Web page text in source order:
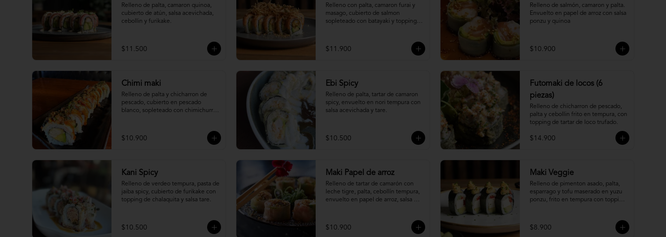
Relleno de palta, camaron quinoa,
cubierto de atún, salsa acevichada,
cebollin y furikake.
$11.500
Relleno con palta, camaron furai y
masago, cubierto de salmon
sopleteado con batayaki y topping
$11.900
Relleno de salmón, camaron y palta.
Envuelto en papel de arroz con salsa
ponzu y quinoa
$10.900
Chimi maki
Relleno de palta y chicharron de
pescado, cubierto en pescado
blanco, sopleteado con chimichurri
$10.900
Ebi Spicy
Relleno de palta, tartar de camaron
spicy, envuelto en nori tempura con
salsa acevichada y tare.
$10.500
Futomaki de locos (6
piezas)
Relleno de chicharron de pescado,
palta y cebollin frito en tempura, con
topping de tartar de loco trufado.
$14.900
Kani Spicy
Relleno de verdeo tempura, pasta de
jaiba spicy, cubierto de furikake con
topping de chalaquita y salsa tare.
$10.500
Maki Papel de arroz
Relleno de tartar de camarón con
leche tigre, palta, cebollín tempura,
envuelto en papel de arroz, salsa
$10.900
Maki Veggie
Relleno de pimenton asado, palta,
esparrago y tofu maserado en yuzu
ponzu, frito en tempura con topping
$8.900